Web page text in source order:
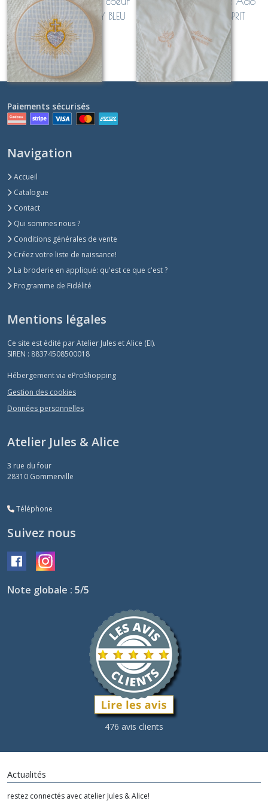
avec appliqué LIBERTY BLEU
Sur demande
Adulte brodée "ESPRIT
SAINT" (personnalisable
avec date et prénom)
Sur demande
Paiements sécurisés
Navigation
Accueil
Catalogue
Contact
Qui sommes nous ?
Conditions générales de vente
Créez votre liste de naissance!
La broderie en appliqué: qu'est ce que c'est ?
Programme de Fidélité
Mentions légales
Ce site est édité par Atelier Jules et Alice (EI).
SIREN : 88374508500018
Hébergement via eProShopping
Gestion des cookies
Données personnelles
Atelier Jules & Alice
3 rue du four
28310 Gommerville
Téléphone
Suivez nous
Note globale : 5/5
476 avis clients
Actualités
restez connectés avec atelier Jules & Alice!